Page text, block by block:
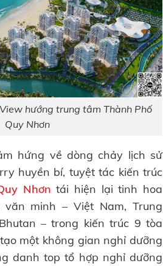
hướng trung tâm Thành Phố
Quy Nhơn
hứng về dòng chảy lịch sử
huyền bí, tuyệt tác kiến trúc
Nhơn tái hiện lại tinh hoa
minh – Việt Nam, Trung
– trong kiến trúc 9 tòa
một không gian nghỉ dưỡng
danh top tổ hợp nghỉ dưỡng